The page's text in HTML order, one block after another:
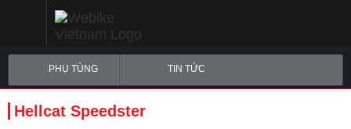
PHỤ TÙNG TIN TỨC
Hellcat Speedster